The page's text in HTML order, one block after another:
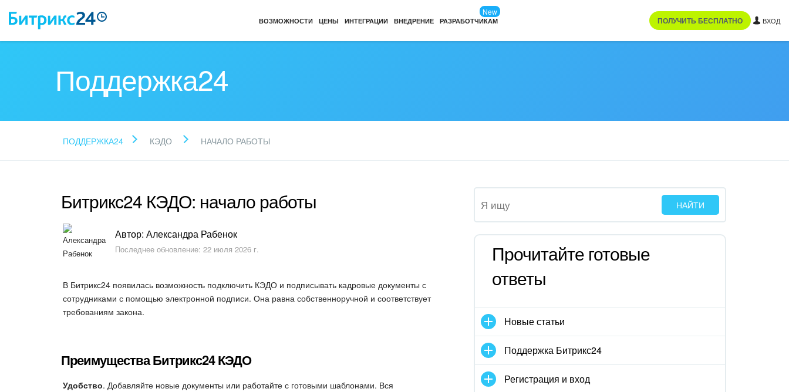
ВОЗМОЖНОСТИ ЦЕНЫ ИНТЕГРАЦИИ ВНЕДРЕНИЕ РАЗРАБОТЧИКАМ
New
ПОЛУЧИТЬ БЕСПЛАТНО ВХОД
Поддержка24
ПОДДЕРЖКА24 КЭДО НАЧАЛО РАБОТЫ
Битрикс24 КЭДО: начало работы
Автор: Александра Рабенок
Последнее обновление: 22 июля 2026 г.
В Битрикс24 появилась возможность подключить КЭДО и подписывать кадровые документы с
сотрудниками с помощью электронной подписи. Она равна собственноручной и соответствует
требованиям закона.
Преимущества Битрикс24 КЭДО
Удобство. Добавляйте новые документы или работайте с готовыми шаблонами. Вся
Прочитайте готовые
ответы
Новые статьи
Поддержка Битрикс24
Регистрация и вход